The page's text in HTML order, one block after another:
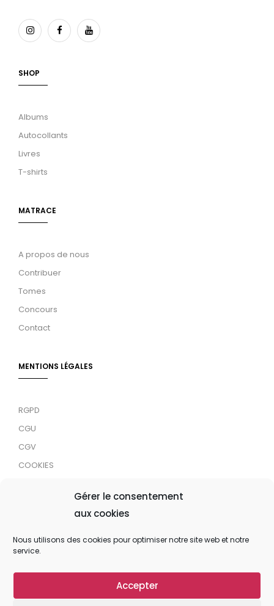
Gérer le consentement
aux cookies
Nous utilisons des cookies pour optimiser notre site web et notre
service.
Accepter
SHOP
Albums
Autocollants
Livres
T-shirts
MATRACE
A propos de nous
Contribuer
Tomes
Concours
Contact
MENTIONS LÉGALES
RGPD
CGU
CGV
COOKIES